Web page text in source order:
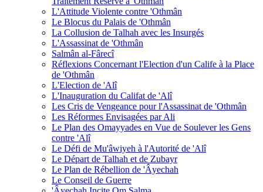
L'Attitude Violente contre 'Othmân
Le Blocus du Palais de 'Othmân
La Collusion de Talhah avec les Insurgés
L'Assassinat de 'Othmân
Salmân al-Fârecî
Réflexions Concernant l'Election d'un Calife à la Place
de 'Othmân
L'Election de 'Alî
L'Inauguration du Califat de 'Alî
Les Cris de Vengeance pour l'Assassinat de 'Othmân
Les Réformes Envisagées par Ali
Le Plan des Omayyades en Vue de Soulever les Gens
contre 'Alî
Le Défi de Mu'âwiyeh à l'Autorité de 'Alî
Le Départ de Talhah et de Zubayr
Le Plan de Rébellion de 'Âyechah
Le Conseil de Guerre